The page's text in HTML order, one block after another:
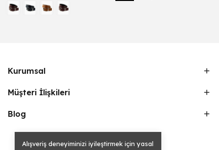
Alışveriş deneyiminizi iyileştirmek için yasal
Kurumsal
Müşteri İlişkileri
Blog